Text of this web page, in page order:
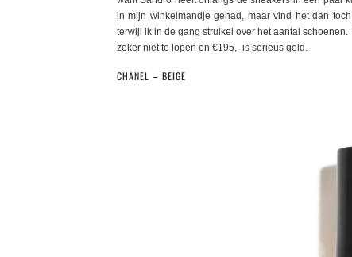
in mijn winkelmandje gehad, maar vind het dan
terwijl ik in de gang struikel over het aantal
zeker niet te lopen en €195,- is serieus geld.
CHANEL – BEIGE